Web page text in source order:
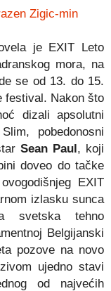
je EXIT Leto
mora, na
se od 13. do 15.
festival. Nakon što
dizali apsolutni
pobedonosni
Sean Paul, koji
doveo do tačke
EXIT
izlasku sunca
svetska tehno
Belgijanski
pozove na novo
ujedno stavi
od najvećih